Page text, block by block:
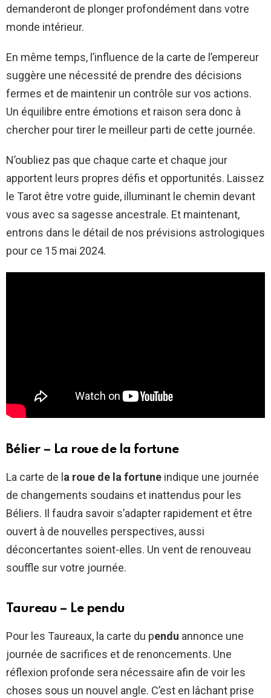
demanderont de plonger profondément dans votre
monde intérieur.
En même temps, l’influence de la carte de l’empereur
suggère une nécessité de prendre des décisions
fermes et de maintenir un contrôle sur vos actions.
Un équilibre entre émotions et raison sera donc à
chercher pour tirer le meilleur parti de cette journée.
N’oubliez pas que chaque carte et chaque jour
apportent leurs propres défis et opportunités. Laissez
le Tarot être votre guide, illuminant le chemin devant
vous avec sa sagesse ancestrale. Et maintenant,
entrons dans le détail de nos prévisions astrologiques
pour ce 15 mai 2024.
Bélier – La roue de la fortune
La carte de la roue de la fortune indique une journée
de changements soudains et inattendus pour les
Béliers. Il faudra savoir s’adapter rapidement et être
ouvert à de nouvelles perspectives, aussi
déconcertantes soient-elles. Un vent de renouveau
souffle sur votre journée.
Taureau – Le pendu
Pour les Taureaux, la carte du pendu annonce une
journée de sacrifices et de renoncements. Une
réflexion profonde sera nécessaire afin de voir les
choses sous un nouvel angle. C’est en lâchant prise